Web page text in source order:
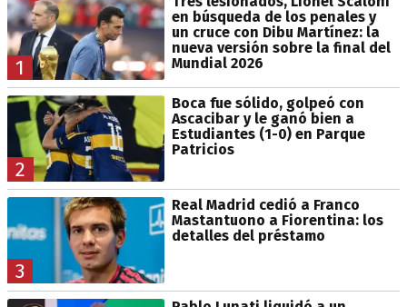
1
en búsqueda de los penales y
un cruce con Dibu Martínez: la
nueva versión sobre la final del
Mundial 2026
2
Boca fue sólido, golpeó con
Ascacibar y le ganó bien a
Estudiantes (1-0) en Parque
Patricios
3
Real Madrid cedió a Franco
Mastantuono a Fiorentina: los
detalles del préstamo